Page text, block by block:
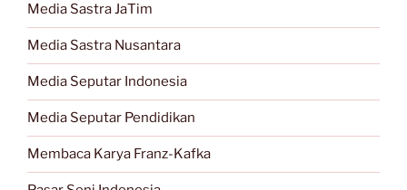
Media Sastra JaTim
Media Sastra Nusantara
Media Seputar Indonesia
Media Seputar Pendidikan
Membaca Karya Franz-Kafka